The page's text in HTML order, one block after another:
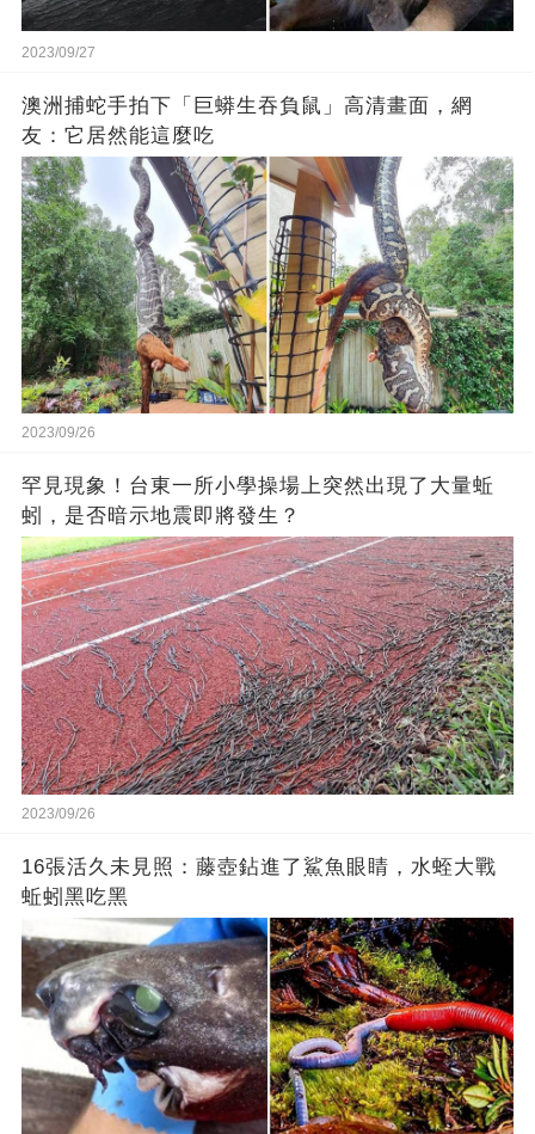
2023/09/27
澳洲捕蛇手拍下「巨蟒生吞負鼠」高清畫面，網
友：它居然能這麼吃
2023/09/26
罕見現象！台東一所小學操場上突然出現了大量蚯
蚓，是否暗示地震即將發生？
2023/09/26
16張活久未見照：藤壺鉆進了鯊魚眼睛，水蛭大戰
蚯蚓黑吃黑